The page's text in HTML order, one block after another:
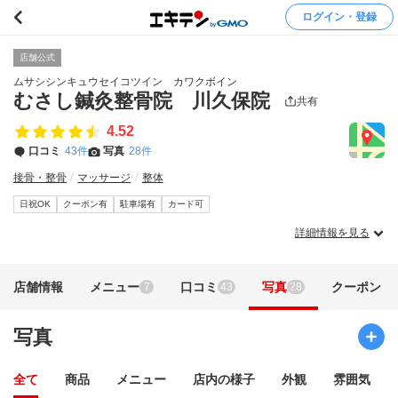
ログイン・登録
店舗公式
ムサシシンキュウセイコツイン カワクボイン
むさし鍼灸整骨院 川久保院 共有
4.52
口コミ 43件 写真 28件
接骨・整骨 マッサージ 整体
日祝OK クーポン有 駐車場有 カード可
詳細情報を見る
店舗情報 メニュー 7 口コミ 43 写真 28 クーポン
写真
全て 商品 メニュー 店内の様子 外観 雰囲気